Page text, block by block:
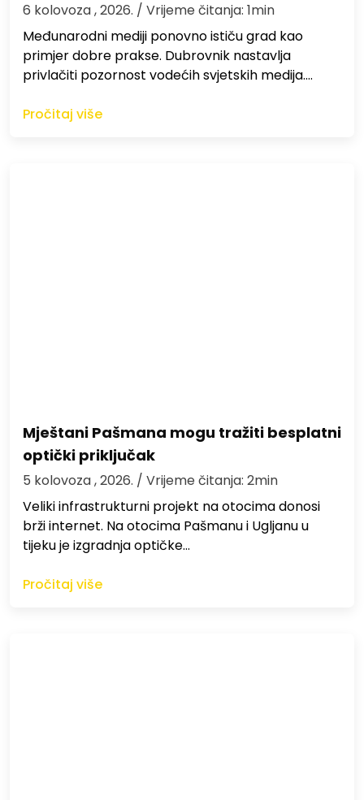
6 kolovoza , 2026. / Vrijeme čitanja: 1min
Međunarodni mediji ponovno ističu grad kao
primjer dobre prakse. Dubrovnik nastavlja
privlačiti pozornost vodećih svjetskih medija.…
Pročitaj više
Mještani Pašmana mogu tražiti besplatni
optički priključak
5 kolovoza , 2026. / Vrijeme čitanja: 2min
Veliki infrastrukturni projekt na otocima donosi
brži internet. Na otocima Pašmanu i Ugljanu u
tijeku je izgradnja optičke…
Pročitaj više